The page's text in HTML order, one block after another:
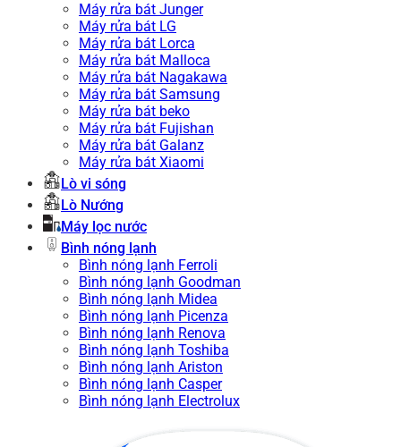
Máy rửa bát Junger
Máy rửa bát LG
Máy rửa bát Lorca
Máy rửa bát Malloca
Máy rửa bát Nagakawa
Máy rửa bát Samsung
Máy rửa bát beko
Máy rửa bát Fujishan
Máy rửa bát Galanz
Máy rửa bát Xiaomi
Lò vi sóng
Lò Nướng
Máy lọc nước
Bình nóng lạnh
Bình nóng lạnh Ferroli
Bình nóng lạnh Goodman
Bình nóng lạnh Midea
Bình nóng lạnh Picenza
Bình nóng lạnh Renova
Bình nóng lạnh Toshiba
Bình nóng lạnh Ariston
Bình nóng lạnh Casper
Bình nóng lạnh Electrolux